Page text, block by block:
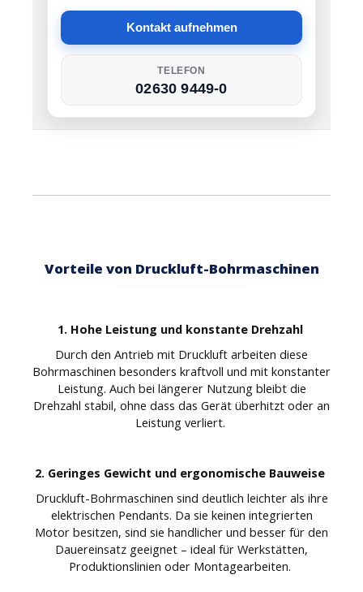
Kontakt aufnehmen
TELEFON
02630 9449-0
Vorteile von Druckluft-Bohrmaschinen
1. Hohe Leistung und konstante Drehzahl
Durch den Antrieb mit Druckluft arbeiten diese
Bohrmaschinen besonders kraftvoll und mit konstanter
Leistung. Auch bei längerer Nutzung bleibt die
Drehzahl stabil, ohne dass das Gerät überhitzt oder an
Leistung verliert.
2. Geringes Gewicht und ergonomische Bauweise
Druckluft-Bohrmaschinen sind deutlich leichter als ihre
elektrischen Pendants. Da sie keinen integrierten
Motor besitzen, sind sie handlicher und besser für den
Dauereinsatz geeignet – ideal für Werkstätten,
Produktionslinien oder Montagearbeiten.